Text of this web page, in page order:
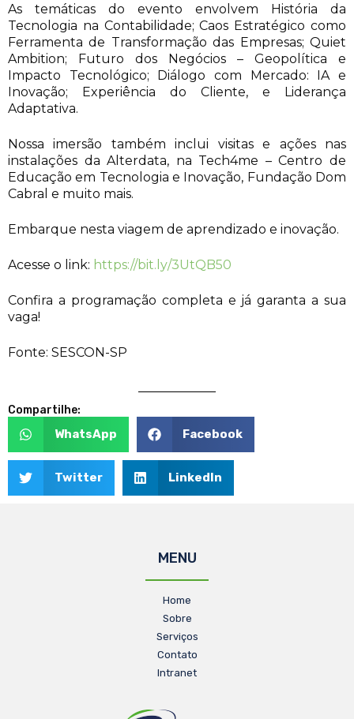
As temáticas do evento envolvem História da
Tecnologia na Contabilidade; Caos Estratégico como
Ferramenta de Transformação das Empresas; Quiet
Ambition; Futuro dos Negócios – Geopolítica e
Impacto Tecnológico; Diálogo com Mercado: IA e
Inovação; Experiência do Cliente, e Liderança
Adaptativa.
Nossa imersão também inclui visitas e ações nas
instalações da Alterdata, na Tech4me – Centro de
Educação em Tecnologia e Inovação, Fundação Dom
Cabral e muito mais.
Embarque nesta viagem de aprendizado e inovação.
Acesse o link: https://bit.ly/3UtQB50
Confira a programação completa e já garanta a sua
vaga!
Fonte: SESCON-SP
Compartilhe:
WhatsApp Facebook
Twitter LinkedIn
MENU
Home
Sobre
Serviços
Contato
Intranet